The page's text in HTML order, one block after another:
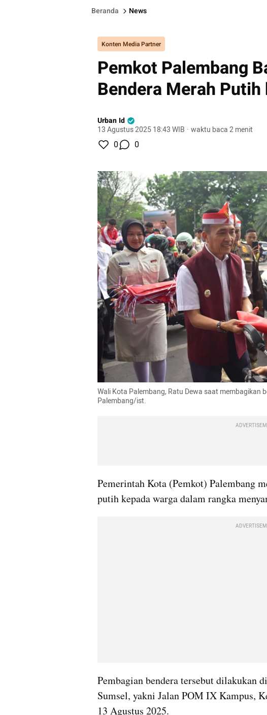
Beranda News
Konten Media Partner
Pemkot Palembang
Bendera Merah Putih
Urban Id
13 Agustus 2025 18:43 WIB · waktu baca 2 menit
0 0
Wali Kota Palembang, Ratu Dewa saat membagikan
Palembang/ist.
Pemerintah Kota (Pemkot) Palembang
putih kepada warga dalam rangka
Pembagian bendera tersebut dilakukan
Sumsel, yakni Jalan POM IX Kampus,
13 Agustus 2025.